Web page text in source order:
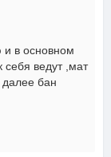
и в основном
себя ведут ,мат
бан